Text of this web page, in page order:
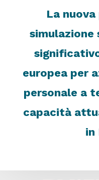
La
simulazione
europea per
personale a
capacità
in